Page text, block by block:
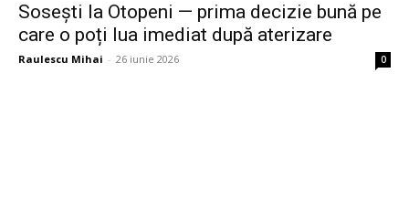
Sosești la Otopeni — prima decizie bună pe
care o poți lua imediat după aterizare
Raulescu Mihai - 26 iunie 2026 0